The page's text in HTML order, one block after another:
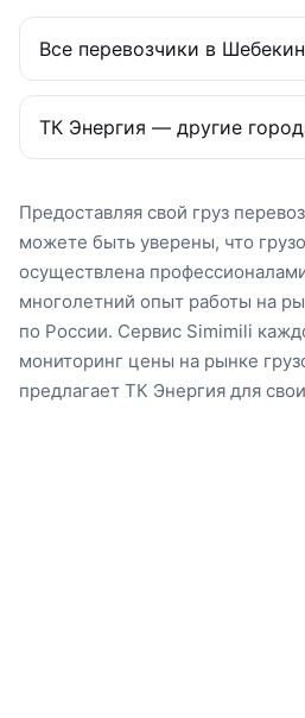
Все перевозчики в
ТК Энергия — другие
Предоставляя свой груз
можете быть уверены, что
осуществлена
многолетний опыт работы на
по России. Сервис Simimili
мониторинг цены на рынке
предлагает ТК Энергия для